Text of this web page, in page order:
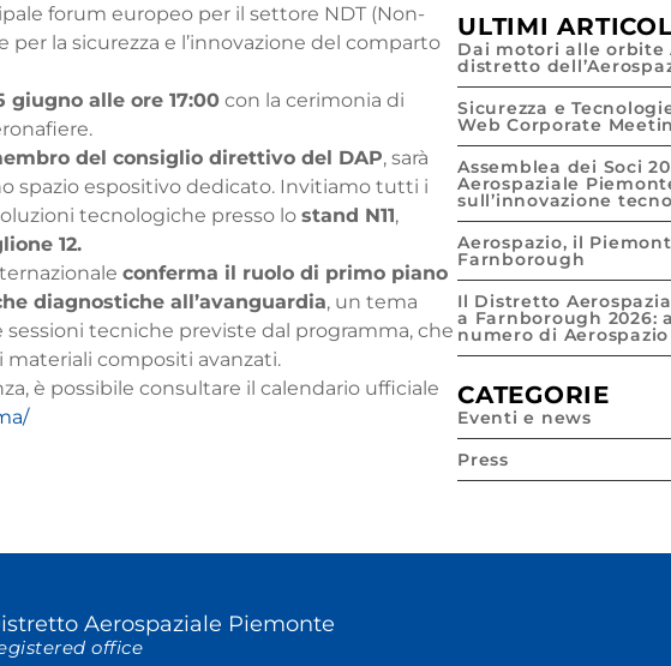
forum europeo per il settore NDT (Non-
la sicurezza e l’innovazione del comparto
giugno alle ore 17:00 con la cerimonia di
del consiglio direttivo del DAP, sarà
spazio espositivo dedicato. Invitiamo tutti i
tecnologiche presso lo stand N11,
12.
conferma il ruolo di primo piano
diagnostiche all’avanguardia, un tema
tecniche previste dal programma, che
materiali compositi avanzati.
è possibile consultare il calendario ufficiale
ULTIMI
Dai motori alle orbite
distretto
Sicurezza e
Web Corporate
Assemblea dei Soci
Aerospaziale
sull’innovazione
Aerospazio, il
Farnborough
Il Distretto
a Farnborough 2026:
numero di
CATEGORIE
Eventi e news
Press
Aerospaziale Piemonte
office